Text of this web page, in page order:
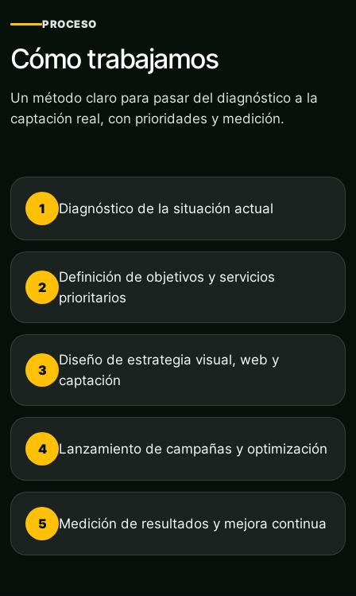
PROCESO
Cómo trabajamos
Un método claro para pasar del diagnóstico a la
captación real, con prioridades y medición.
1 Diagnóstico de la situación actual
2
Definición de objetivos y servicios
prioritarios
3
Diseño de estrategia visual, web y
captación
4 Lanzamiento de campañas y optimización
5 Medición de resultados y mejora continua